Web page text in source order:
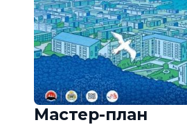
Мастер-план